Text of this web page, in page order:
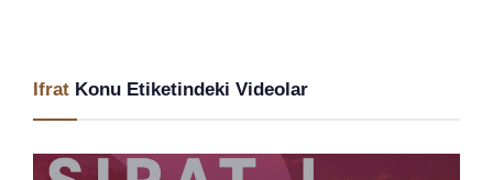
Ifrat Konu Etiketindeki Videolar